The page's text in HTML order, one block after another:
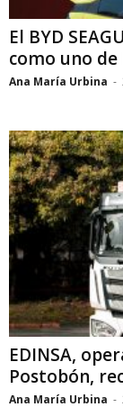
El BYD
como uno de
Ana María Urbina -
EDINSA,
Postobón,
Ana María Urbina -